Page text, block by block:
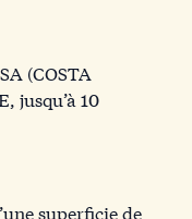
(COSTA
superficie de